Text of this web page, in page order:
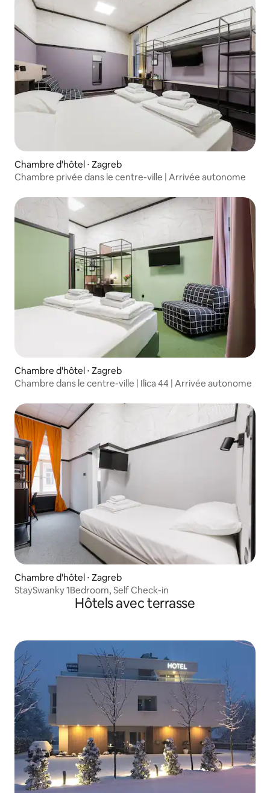
Chambre d'hôtel ⋅ Zagreb
Chambre privée dans le centre-ville | Arrivée autonome
Chambre d'hôtel ⋅ Zagreb
Chambre dans le centre-ville | Ilica 44 | Arrivée autonome
Chambre d'hôtel ⋅ Zagreb
StaySwanky 1Bedroom, Self Check-in
Hôtels avec terrasse